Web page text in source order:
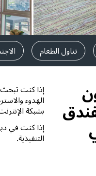
تناول الطعام
إذا كنت تبحث
الهدوء
بشبكة
إذا كنت في
التنفيذية.